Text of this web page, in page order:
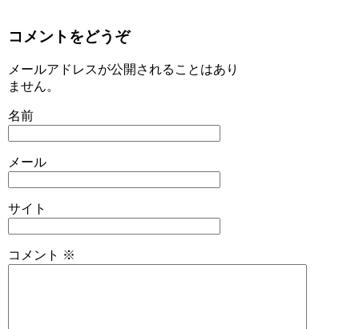
コメントをどうぞ
メールアドレスが公開されることはあり
ません。
名前
メール
サイト
コメント ※